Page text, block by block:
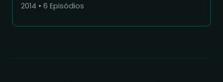
2014 • 6 Episódios